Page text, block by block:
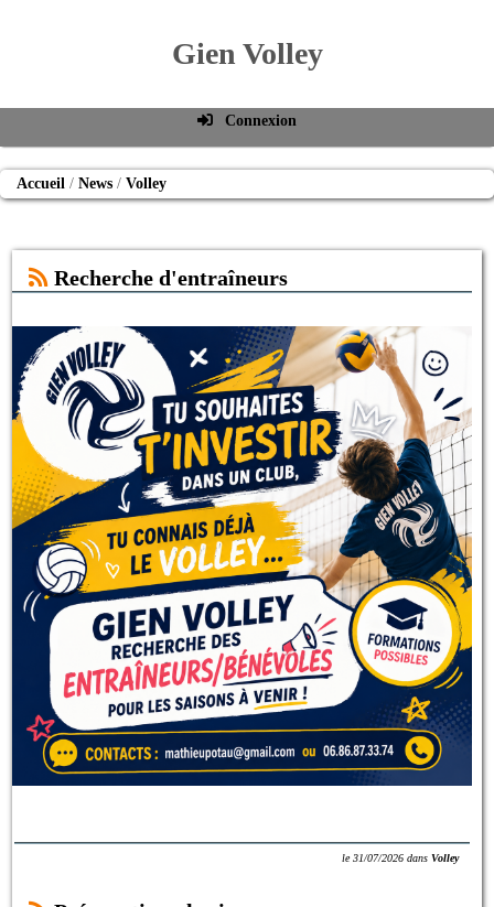
Gien Volley
Connexion
Identifiant de connexion
Connexion
Mot de passe oublié
Accueil News Volley
Recherche d'entraîneurs
le31/07/2026 dansVolley